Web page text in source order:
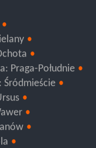
Praga-Południe